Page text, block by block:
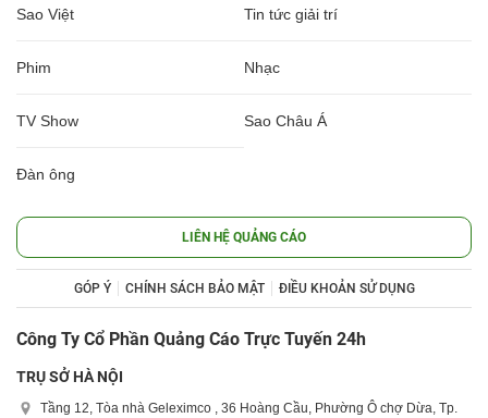
Sao Việt Tin tức giải trí
Phim Nhạc
TV Show Sao Châu Á
Đàn ông
LIÊN HỆ QUẢNG CÁO
GÓP Ý CHÍNH SÁCH BẢO MẬT ĐIỀU KHOẢN SỬ DỤNG
Công Ty Cổ Phần Quảng Cáo Trực Tuyến 24h
TRỤ SỞ HÀ NỘI
Tầng 12, Tòa nhà Geleximco , 36 Hoàng Cầu, Phường Ô chợ Dừa, Tp.